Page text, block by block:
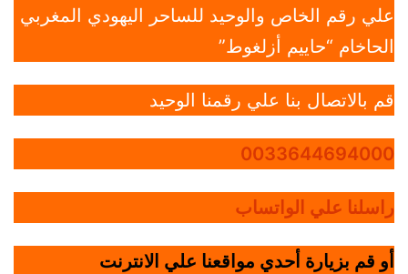
علي رقم الخاص والوحيد للساحر اليهودي المغربي
الحاخام “حاييم أزلغوط”
قم بالاتصال بنا علي رقمنا الوحيد
0033644694000
راسلنا علي الواتساب
أو قم بزيارة أحدي مواقعنا علي الانترنت